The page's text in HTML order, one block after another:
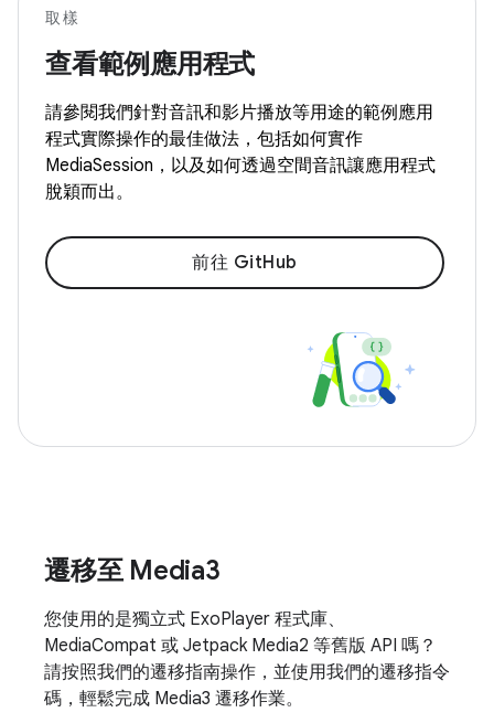
取樣
查看範例應用程式
請參閱我們針對音訊和影片播放等用途的範例應用
程式實際操作的最佳做法，包括如何實作
MediaSession，以及如何透過空間音訊讓應用程式
脫穎而出。
前往 GitHub
遷移至 Media3
您使用的是獨立式 ExoPlayer 程式庫、
MediaCompat 或 Jetpack Media2 等舊版 API 嗎？
請按照我們的遷移指南操作，並使用我們的遷移指令
碼，輕鬆完成 Media3 遷移作業。